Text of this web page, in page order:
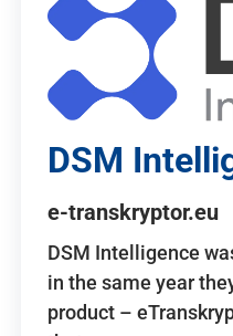
DSM
e-transkryptor.eu
DSM Intelligence
in the same year
product –